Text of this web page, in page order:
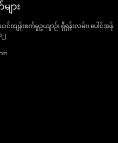
ား
ထျန်းစက်မှုဥယျာဉ်၊ ရှီရှန်းလမ်း၊ ပေါင်အန်
၂